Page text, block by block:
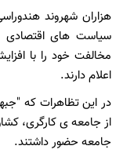
هزاران شهروند
سیاست های اقتصادی
مخالفت خود را با
اعلام دارند.
در این تظاهرات که
از جامعه ی کارگری،
جامعه حضور داشتند.